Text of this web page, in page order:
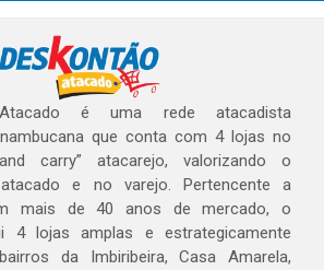
é uma rede atacadista
que conta com 4 lojas no
carry” atacarejo, valorizando o
e no varejo. Pertencente a
mais de 40 anos de mercado, o
4 lojas amplas e estrategicamente
da Imbiribeira, Casa Amarela,